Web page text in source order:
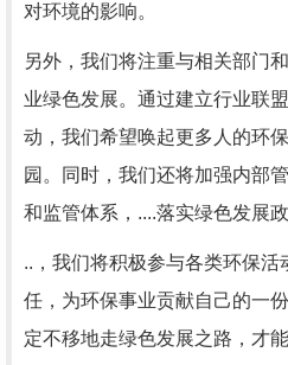
对环境的影响。
另外，我们将注重与相关部门
业绿色发展。通过建立行业联
动，我们希望唤起更多人的环
园。同时，我们还将加强内部
和监管体系，....落实绿色发展政
..，我们将积极参与各类环保
任，为环保事业贡献自己的一
定不移地走绿色发展之路，才